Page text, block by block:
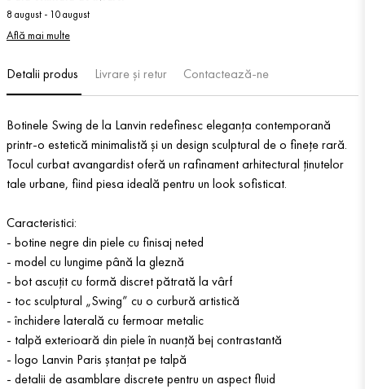
8 august - 10 august
Află mai multe
Detalii produs Livrare și retur Contactează-ne
Botinele Swing de la Lanvin redefinesc eleganța contemporană
printr-o estetică minimalistă și un design sculptural de o finețe rară.
Tocul curbat avangardist oferă un rafinament arhitectural ținutelor
tale urbane, fiind piesa ideală pentru un look sofisticat.
Caracteristici:
- botine negre din piele cu finisaj neted
- model cu lungime până la gleznă
- bot ascuțit cu formă discret pătrată la vârf
- toc sculptural „Swing” cu o curbură artistică
- închidere laterală cu fermoar metalic
- talpă exterioară din piele în nuanță bej contrastantă
- logo Lanvin Paris ștanțat pe talpă
- detalii de asamblare discrete pentru un aspect fluid